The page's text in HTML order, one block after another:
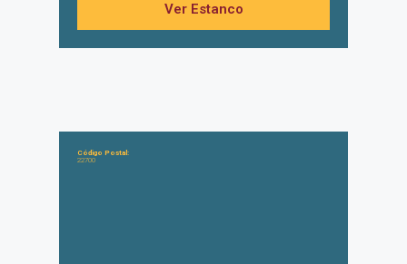
Ver Estanco
Código Postal:
22700